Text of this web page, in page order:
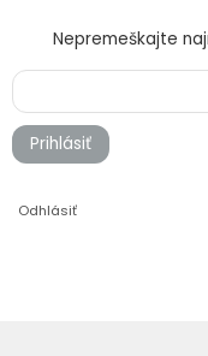
Nepremeškajte
Prihlásiť
Odhlásiť